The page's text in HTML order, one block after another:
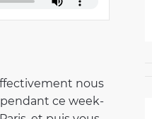
nous
ce week-